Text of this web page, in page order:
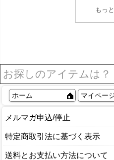
もっ
ホーム マイペー
メルマガ申込/停止
特定商取引法に基づく表示
送料とお支払い方法について